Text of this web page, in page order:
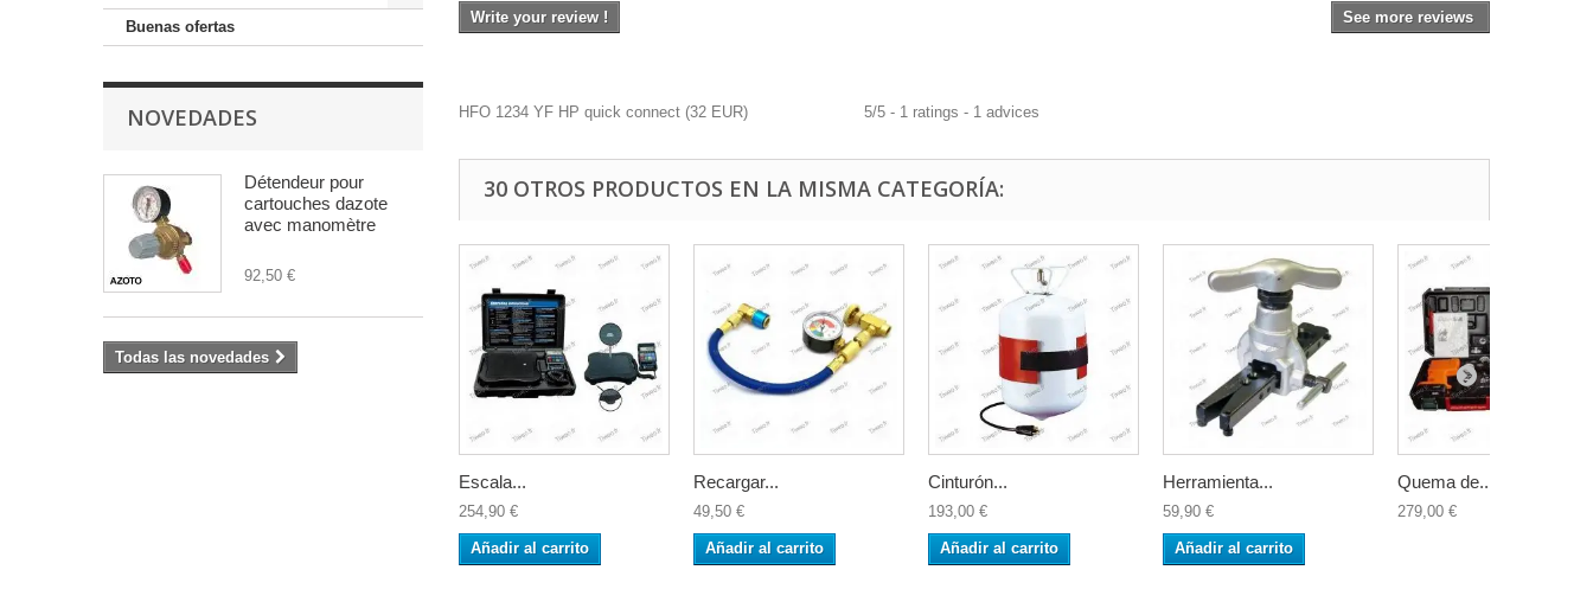
Buenas ofertas
NOVEDADES
Détendeur pour
cartouches dazote
avec manomètre
92,50 €
Todas las novedades
Write your review ! See more reviews
HFO 1234 YF HP quick connect (32 EUR) 5/5 - 1 ratings - 1 advices
30 OTROS PRODUCTOS EN LA MISMA CATEGORÍA:
Escala...
254,90 €
Añadir al carrito
Recargar...
49,50 €
Añadir al carrito
Cinturón...
193,00 €
Añadir al carrito
Herramienta...
59,90 €
Añadir al carrito
Quema de...
279,00 €